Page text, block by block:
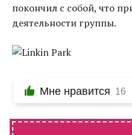
покончил с собой, что
деятельности группы.
Мне нравится 16